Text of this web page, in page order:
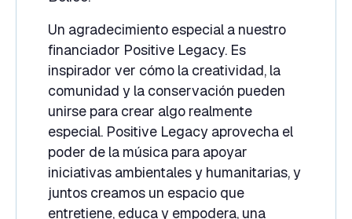
Un agradecimiento especial a nuestro
financiador Positive Legacy. Es
inspirador ver cómo la creatividad, la
comunidad y la conservación pueden
unirse para crear algo realmente
especial. Positive Legacy aprovecha el
poder de la música para apoyar
iniciativas ambientales y humanitarias, y
juntos creamos un espacio que
entretiene, educa y empodera, una